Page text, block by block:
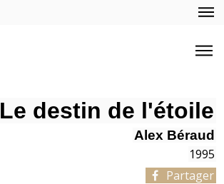
Le destin de l'étoile
Alex Béraud
1995
Partager